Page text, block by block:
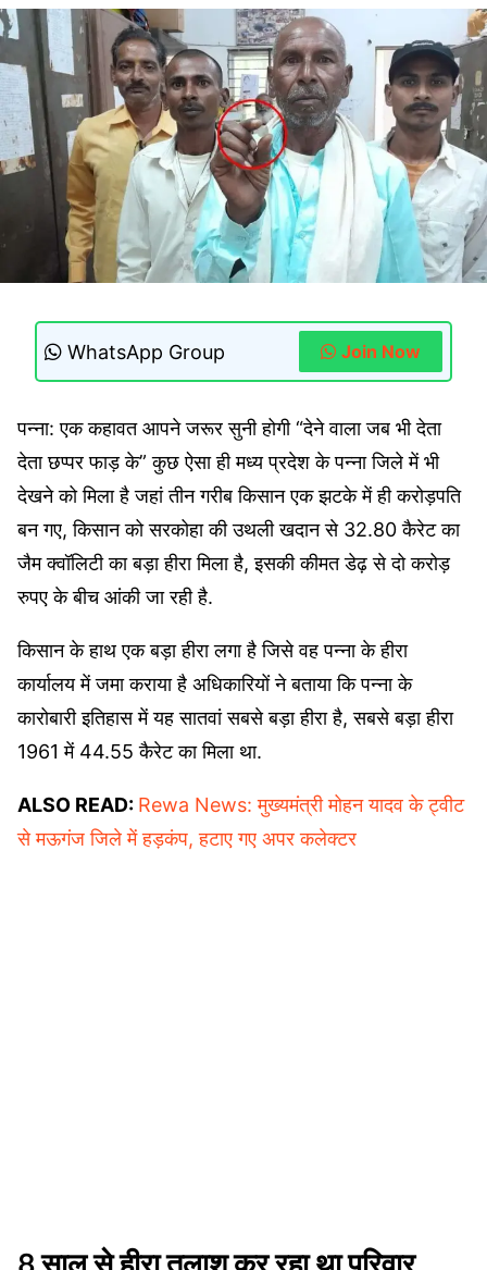
WhatsApp Group Join Now
पन्ना: एक कहावत आपने जरूर सुनी होगी “देने वाला जब भी देता
देता छप्पर फाड़ के” कुछ ऐसा ही मध्य प्रदेश के पन्ना जिले में भी
देखने को मिला है जहां तीन गरीब किसान एक झटके में ही करोड़पति
बन गए, किसान को सरकोहा की उथली खदान से 32.80 कैरेट का
जैम क्वॉलिटी का बड़ा हीरा मिला है, इसकी कीमत डेढ़ से दो करोड़
रुपए के बीच आंकी जा रही है.
किसान के हाथ एक बड़ा हीरा लगा है जिसे वह पन्ना के हीरा
कार्यालय में जमा कराया है अधिकारियों ने बताया कि पन्ना के
कारोबारी इतिहास में यह सातवां सबसे बड़ा हीरा है, सबसे बड़ा हीरा
1961 में 44.55 कैरेट का मिला था.
ALSO READ: Rewa News: मुख्यमंत्री मोहन यादव के ट्वीट
से मऊगंज जिले में हड़कंप, हटाए गए अपर कलेक्टर
8 साल से हीरा तलाश कर रहा था परिवार